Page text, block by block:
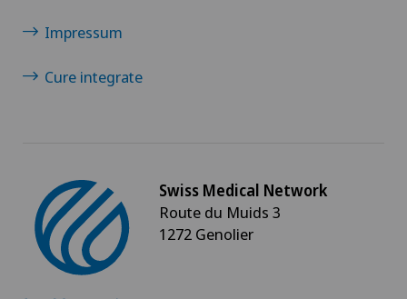
Impressum
Cure integrate
Swiss Medical Network
Route du Muids 3
1272 Genolier